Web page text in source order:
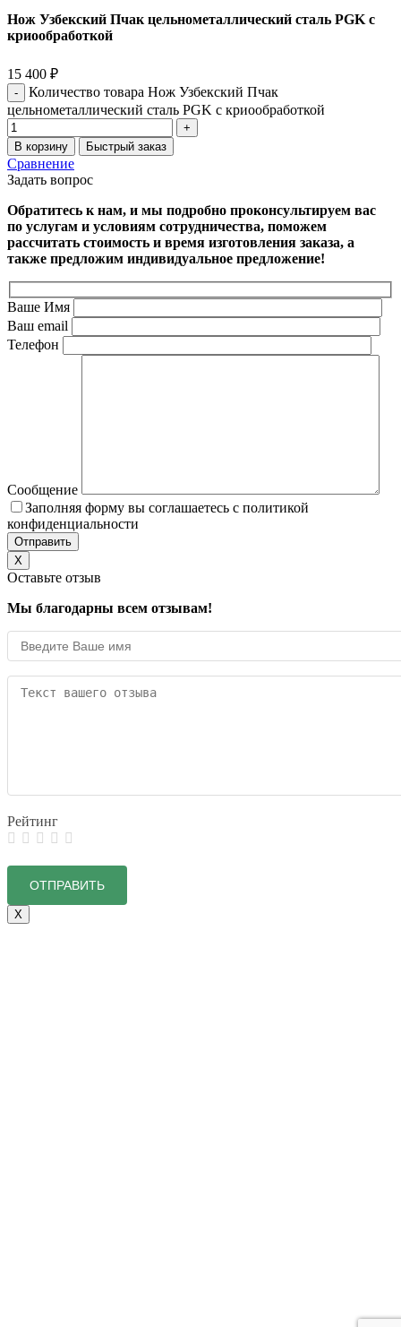
Нож Узбекский Пчак цельнометаллический сталь PGK с
криообработкой
15 400 ₽
Количество товара Нож Узбекский Пчак
цельнометаллический сталь PGK с криообработкой
В корзину Быстрый заказ
Сравнение
Задать вопрос
Обратитесь к нам, и мы подробно проконсультируем вас
по услугам и условиям сотрудничества, поможем
рассчитать стоимость и время изготовления заказа, а
также предложим индивидуальное предложение!
Ваше Имя
Ваш email
Телефон
Сообщение
Заполняя форму вы соглашаетесь с политикой
конфиденциальности
X
Оставьте отзыв
Мы благодарны всем отзывам!
Рейтинг
X